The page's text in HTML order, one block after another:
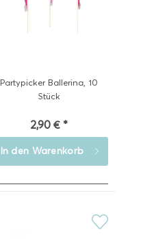
Partypicker Ballerina, 10
Stück
2,90 € *
In den Warenkorb